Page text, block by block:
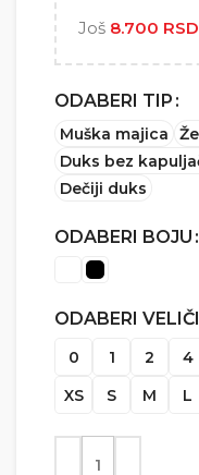
Još 8.700 RSD
ODABERI TIP
Muška majica
Duks bez
Dečiji duks
ODABERI BOJU
ODABERI
0 1 2 4
XS
S M L